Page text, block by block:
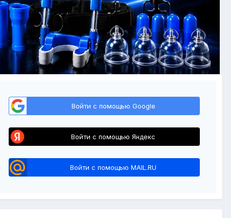
Войти с помощью Google
Войти с помощью Яндекс
Войти с помощью MAIL.RU